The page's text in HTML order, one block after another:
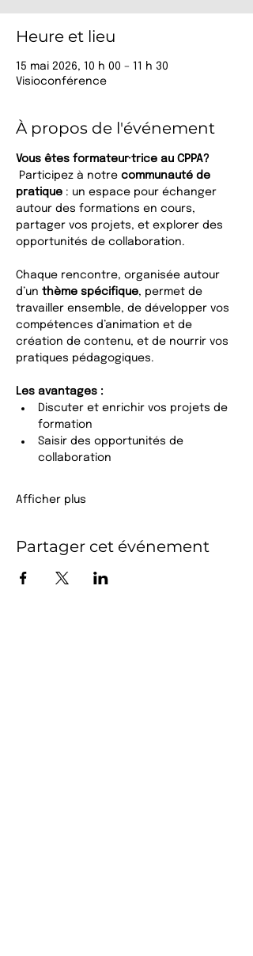
Heure et lieu
15 mai 2026, 10 h 00 – 11 h 30
Visioconférence
À propos de l'événement
Vous êtes formateur·trice au CPPA?
Participez à notre communauté de
pratique : un espace pour échanger
autour des formations en cours,
partager vos projets, et explorer des
opportunités de collaboration.
Chaque rencontre, organisée autour
d’un thème spécifique, permet de
travailler ensemble, de développer vos
compétences d’animation et de
création de contenu, et de nourrir vos
pratiques pédagogiques.
Les avantages :
Discuter et enrichir vos projets de
formation
Saisir des opportunités de
collaboration
Afficher plus
Partager cet événement